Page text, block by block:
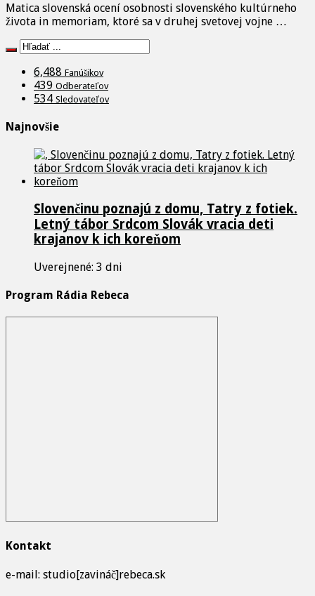
Matica slovenská ocení osobnosti slovenského kultúrneho
života in memoriam, ktoré sa v druhej svetovej vojne …
6,488 Fanúšikov
439 Odberateľov
534 Sledovateľov
Najnovšie
Slovenčinu poznajú z domu, Tatry z fotiek.
Letný tábor Srdcom Slovák vracia deti
krajanov k ich koreňom
Uverejnené: 3 dni
Program Rádia Rebeca
Kontakt
e-mail: studio[zavináč]rebeca.sk